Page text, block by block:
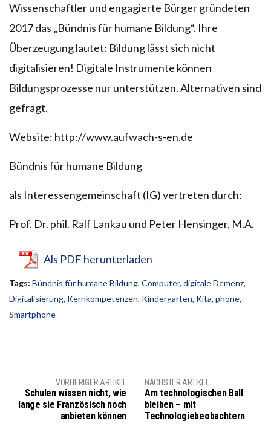
Wissenschaftler und engagierte Bürger gründeten
2017 das „Bündnis für humane Bildung“. Ihre
Überzeugung lautet: Bildung lässt sich nicht
digitalisieren! Digitale Instrumente können
Bildungsprozesse nur unterstützen. Alternativen sind
gefragt.
Website: http://www.aufwach-s-en.de
Bündnis für humane Bildung
als Interessengemeinschaft (IG) vertreten durch:
Prof. Dr. phil. Ralf Lankau und Peter Hensinger, M.A.
Als PDF herunterladen
Tags: Bündnis für humane Bildung, Computer, digitale Demenz,
Digitalisierung, Kernkompetenzen, Kindergarten, Kita, phone,
Smartphone
VORHERIGER ARTIKEL
Schulen wissen nicht, wie
lange sie Französisch noch
anbieten können
NÄCHSTER ARTIKEL
Am technologischen Ball
bleiben – mit
Technologiebeobachtern